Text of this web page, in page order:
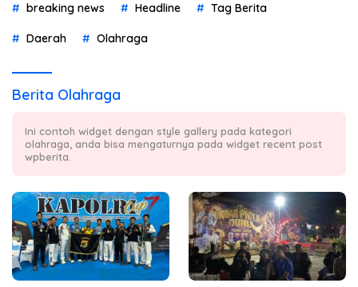
breaking news Headline Tag Berita
Daerah Olahraga
Berita Olahraga
Ini contoh widget dengan style gallery pada kategori
olahraga, anda bisa mengaturnya pada widget recent post
wpberita.